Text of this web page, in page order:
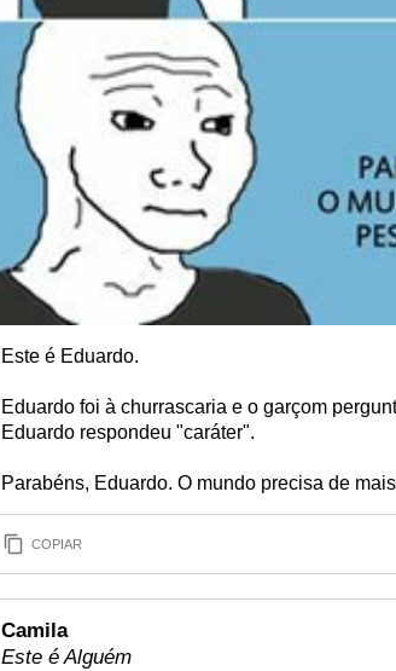
Este é Eduardo.
Eduardo foi à churrascaria e o garçom
Eduardo respondeu "caráter".
Parabéns, Eduardo. O mundo precisa de
COPIAR
Camila
Este é Alguém